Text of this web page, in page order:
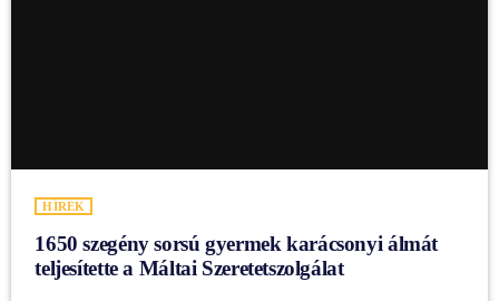
HÍREK
1650 szegény sorsú gyermek karácsonyi álmát
teljesítette a Máltai Szeretetszolgálat